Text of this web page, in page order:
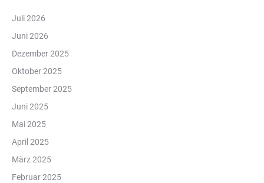
Juli 2026
Juni 2026
Dezember 2025
Oktober 2025
September 2025
Juni 2025
Mai 2025
April 2025
März 2025
Februar 2025